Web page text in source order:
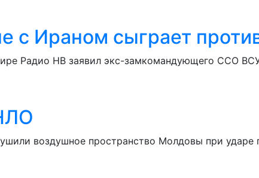
с Ираном сыграет
Радио НВ заявил экс-замкомандующего ССО
воздушное пространство Молдовы при ударе